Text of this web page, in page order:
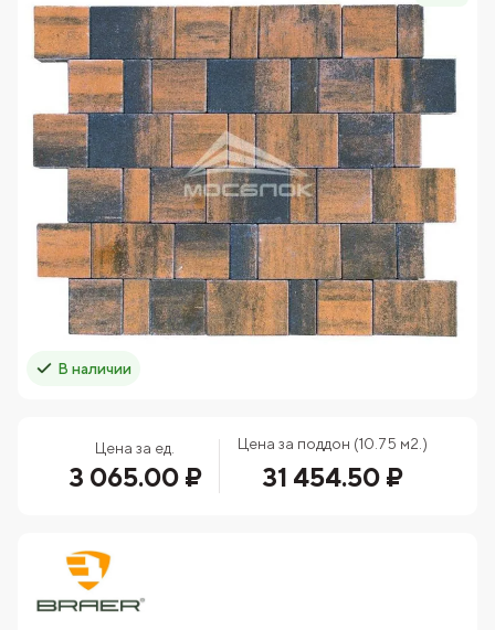
В наличии
Цена за ед.
3 065.00 ₽
Цена за поддон (10.75 м2.)
31 454.50 ₽